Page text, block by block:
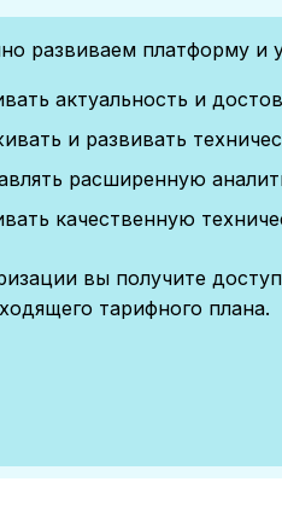
развиваем платформу и
актуальность и
и развивать
расширенную
качественную
вы получите
тарифного плана.